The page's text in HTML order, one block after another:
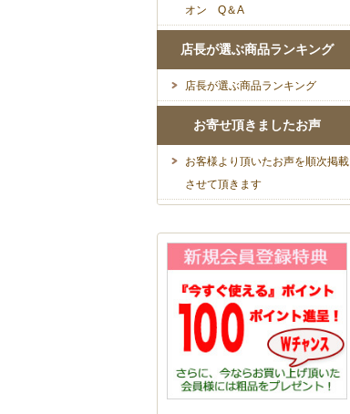
オン Q＆A
店長が選ぶ商品ランキング
店長が選ぶ商品ランキング
お寄せ頂きましたお声
お客様より頂いたお声を順次掲載
させて頂きます